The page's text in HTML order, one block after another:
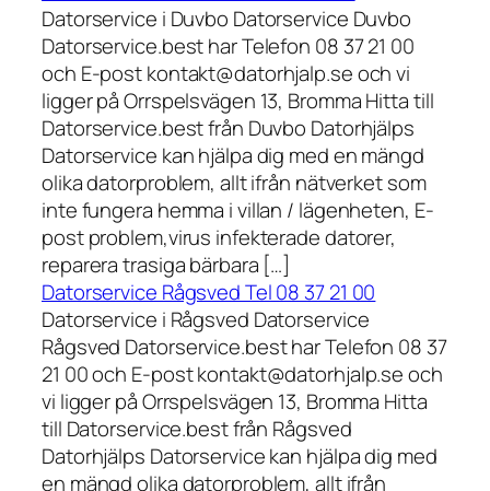
Datorservice i Duvbo Datorservice Duvbo
Datorservice.best har Telefon 08 37 21 00
och E-post kontakt@datorhjalp.se och vi
ligger på Orrspelsvägen 13, Bromma Hitta till
Datorservice.best från Duvbo Datorhjälps
Datorservice kan hjälpa dig med en mängd
olika datorproblem, allt ifrån nätverket som
inte fungera hemma i villan / lägenheten, E-
post problem,virus infekterade datorer,
reparera trasiga bärbara […]
Datorservice Rågsved Tel 08 37 21 00
Datorservice i Rågsved Datorservice
Rågsved Datorservice.best har Telefon 08 37
21 00 och E-post kontakt@datorhjalp.se och
vi ligger på Orrspelsvägen 13, Bromma Hitta
till Datorservice.best från Rågsved
Datorhjälps Datorservice kan hjälpa dig med
en mängd olika datorproblem, allt ifrån